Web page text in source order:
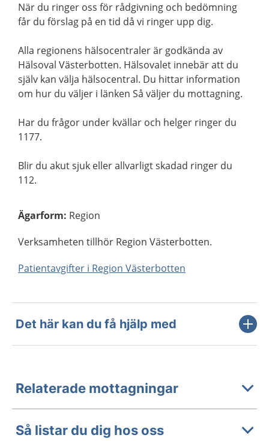
När du ringer oss för rådgivning och bedömning
får du förslag på en tid då vi ringer upp dig.
Alla regionens hälsocentraler är godkända av
Hälsoval Västerbotten. Hälsovalet innebär att du
själv kan välja hälsocentral. Du hittar information
om hur du väljer i länken Så väljer du mottagning.
Har du frågor under kvällar och helger ringer du
1177.
Blir du akut sjuk eller allvarligt skadad ringer du
112.
Ägarform: Region
Verksamheten tillhör Region Västerbotten.
Patientavgifter i Region Västerbotten
Det här kan du få hjälp med
Relaterade mottagningar
Så listar du dig hos oss